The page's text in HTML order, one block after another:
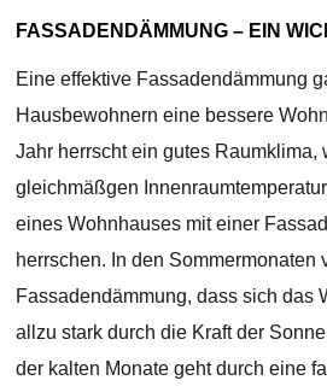
FASSADENDÄMMUNG – EIN
Eine effektive Fassadendämmung
Hausbewohnern eine bessere
Jahr herrscht ein gutes Raumklima,
gleichmäßgen
eines Wohnhauses mit einer
herrschen. In den Sommermonaten
Fassadendämmung, dass sich das
allzu stark durch die Kraft der
der kalten Monate geht durch eine